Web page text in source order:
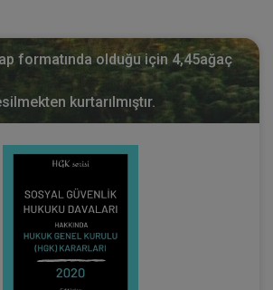
formatında olduğu için 4,45ağaç
kurtarılmıştır.